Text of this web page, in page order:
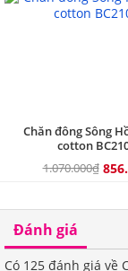
Chăn đông Sông
cotton
1.070.000₫
Đánh giá
Có 125 đánh giá về